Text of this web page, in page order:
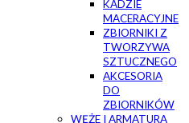
KADZIE
MACERACYJNE
ZBIORNIKI Z
TWORZYWA
SZTUCZNEGO
AKCESORIA
DO
ZBIORNIKÓW
WĘŻE I ARMATURA